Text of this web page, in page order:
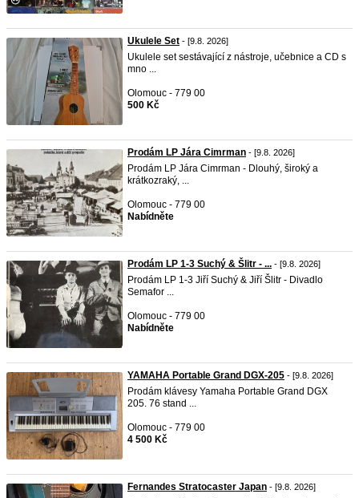
Ukulele Set - [9.8. 2026]
Ukulele set sestávající z nástroje, učebnice a CD s
mno ...
Olomouc - 779 00
500 Kč
Prodám LP Jára Cimrman - [9.8. 2026]
Prodám LP Jára Cimrman - Dlouhý, široký a
krátkozraký, ...
Olomouc - 779 00
Nabídněte
Prodám LP 1-3 Suchý & Šlitr - ... - [9.8. 2026]
Prodám LP 1-3 Jiří Suchý & Jiří Šlitr - Divadlo
Semafor ...
Olomouc - 779 00
Nabídněte
YAMAHA Portable Grand DGX-205 - [9.8. 2026]
Prodám klávesy Yamaha Portable Grand DGX
205. 76 stand ...
Olomouc - 779 00
4 500 Kč
Fernandes Stratocaster Japan - [9.8. 2026]